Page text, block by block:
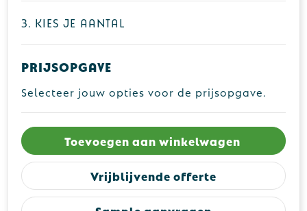
3. Kies je aantal
Prijsopgave
Selecteer jouw opties voor de prijsopgave.
Toevoegen aan winkelwagen
Vrijblijvende offerte